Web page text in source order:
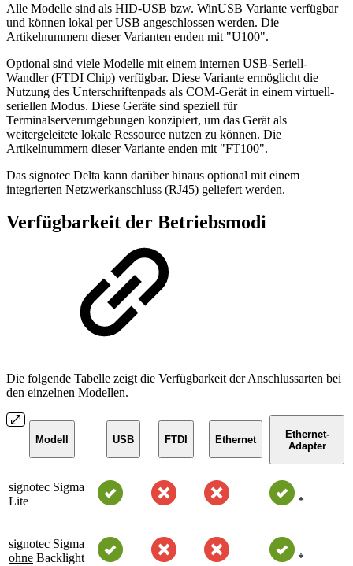
Alle Modelle sind als HID-USB bzw. WinUSB Variante verfügbar
und können lokal per USB angeschlossen werden. Die
Artikelnummern dieser Varianten enden mit "U100".
Optional sind viele Modelle mit einem internen USB-Seriell-
Wandler (FTDI Chip) verfügbar. Diese Variante ermöglicht die
Nutzung des Unterschriftenpads als COM-Gerät in einem virtuell-
seriellen Modus. Diese Geräte sind speziell für
Terminalserverumgebungen konzipiert, um das Gerät als
weitergeleitete lokale Ressource nutzen zu können. Die
Artikelnummern dieser Variante enden mit "FT100".
Das signotec Delta kann darüber hinaus optional mit einem
integrierten Netzwerkanschluss (RJ45) geliefert werden.
Verfügbarkeit der Betriebsmodi
Die folgende Tabelle zeigt die Verfügbarkeit der Anschlussarten bei
den einzelnen Modellen.
Modell USB FTDI Ethernet
Ethernet-
Adapter
signotec Sigma
Lite
*
signotec Sigma
ohne Backlight *